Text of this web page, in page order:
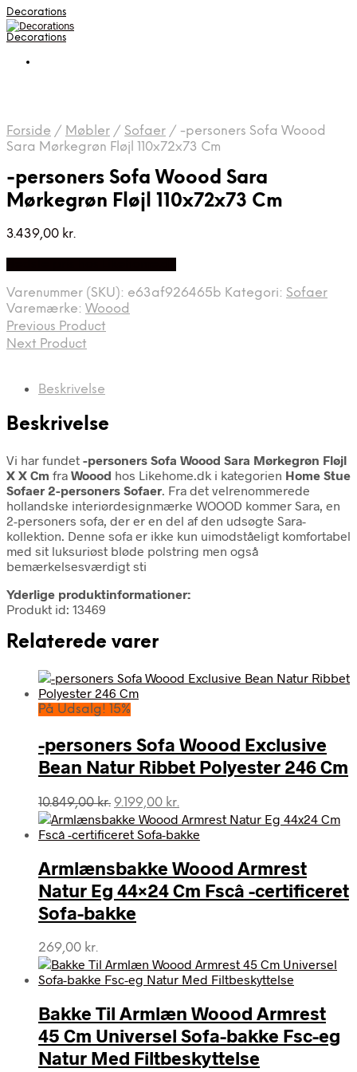
Decorations
Decorations
Forside / Møbler / Sofaer / -personers Sofa Woood
Sara Mørkegrøn Fløjl 110x72x73 Cm
-personers Sofa Woood Sara
Mørkegrøn Fløjl 110x72x73 Cm
3.439,00 kr.
Varenummer (SKU): e63af926465b Kategori: Sofaer
Varemærke: Woood
Previous Product
Next Product
Beskrivelse
Beskrivelse
Vi har fundet -personers Sofa Woood Sara Mørkegrøn Fløjl
X X Cm fra Woood hos Likehome.dk i kategorien Home Stue
Sofaer 2-personers Sofaer. Fra det velrenommerede
hollandske interiørdesignmærke WOOOD kommer Sara, en
2-personers sofa, der er en del af den udsøgte Sara-
kollektion. Denne sofa er ikke kun uimodståeligt komfortabel
med sit luksuriøst bløde polstring men også
bemærkelsesværdigt sti
Yderlige produktinformationer:
Produkt id: 13469
Relaterede varer
På Udsalg! 15%
-personers Sofa Woood Exclusive
Bean Natur Ribbet Polyester 246 Cm
10.849,00kr. Den
oprindelige
pris
10.849,00 kr..
9.199,00 kr.
aktuelle
pris
9.199,00 kr..
Armlænsbakke Woood Armrest
Natur Eg 44×24 Cm Fscâ -certificeret
Sofa-bakke
269,00 kr.
Bakke Til Armlæn Woood Armrest
45 Cm Universel Sofa-bakke Fsc-eg
Natur Med Filtbeskyttelse